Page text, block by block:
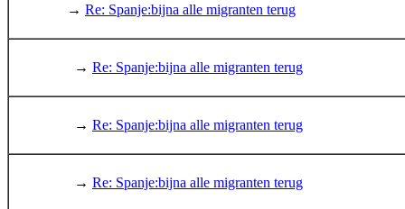
→ Re: Spanje:bijna alle migranten terug
→ Re: Spanje:bijna alle migranten terug
→ Re: Spanje:bijna alle migranten terug
→ Re: Spanje:bijna alle migranten terug